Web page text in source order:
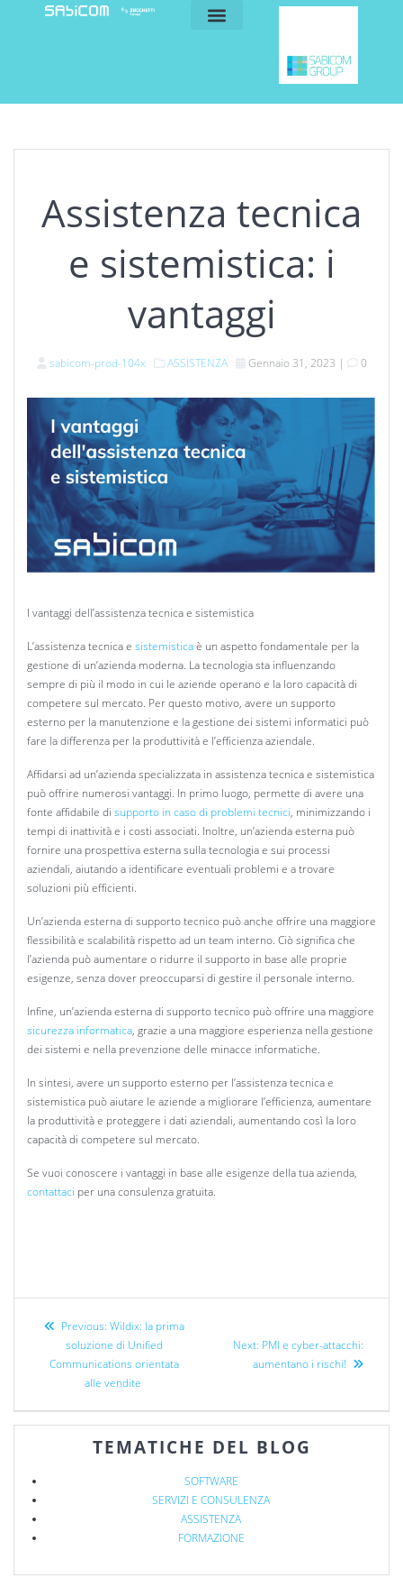
Assistenza tecnica
e sistemistica: i
vantaggi
sabicom-prod-104x ASSISTENZA Gennaio 31, 2023 | 0
I vantaggi dell’assistenza tecnica e sistemistica
L’assistenza tecnica e sistemisticaè un aspetto fondamentale per la
gestione di un’azienda moderna. La tecnologia sta influenzando
sempre di più il modo in cui le aziende operano e la loro capacità di
competere sul mercato. Per questo motivo, avere un supporto
esterno per la manutenzione e la gestione dei sistemi informatici può
fare la differenza per la produttività e l’efficienza aziendale.
Affidarsi ad un’azienda specializzata in assistenza tecnica e sistemistica
può offrire numerosi vantaggi. In primo luogo, permette di avere una
fonte affidabile di supporto in caso di problemi tecnici, minimizzando i
tempi di inattività e i costi associati. Inoltre, un’azienda esterna può
fornire una prospettiva esterna sulla tecnologia e sui processi
aziendali, aiutando a identificare eventuali problemi e a trovare
soluzioni più efficienti.
Un’azienda esterna di supporto tecnico può anche offrire una maggiore
flessibilità e scalabilità rispetto ad un team interno. Ciò significa che
l’azienda può aumentare o ridurre il supporto in base alle proprie
esigenze, senza dover preoccuparsi di gestire il personale interno.
Infine, un’azienda esterna di supporto tecnico può offrire una maggiore
sicurezza informatica, grazie a una maggiore esperienza nella gestione
dei sistemi e nella prevenzione delle minacce informatiche.
In sintesi, avere un supporto esterno per l’assistenza tecnica e
sistemistica può aiutare le aziende a migliorare l’efficienza, aumentare
la produttività e proteggere i dati aziendali, aumentando così la loro
capacità di competere sul mercato.
Se vuoi conoscere i vantaggi in base alle esigenze della tua azienda,
contattaci per una consulenza gratuita.
Previous: Wildix: la prima
soluzione di Unified
Communications orientata
alle vendite
Next: PMI e cyber-attacchi:
aumentano i rischi!
TEMATICHE DEL BLOG
SOFTWARE
SERVIZI E CONSULENZA
ASSISTENZA
FORMAZIONE